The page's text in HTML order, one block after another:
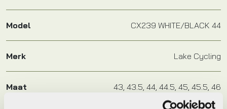
Model CX239 WHITE/BLACK 44
Merk Lake Cycling
Maat 43, 43.5, 44, 44.5, 45, 45.5, 46